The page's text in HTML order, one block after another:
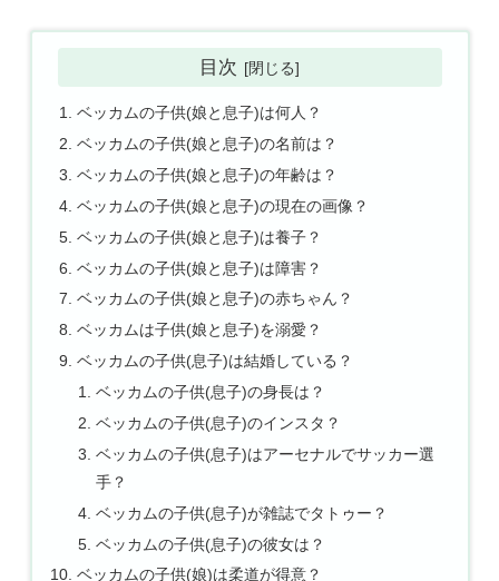
目次
ベッカムの子供(娘と息子)は何人？
ベッカムの子供(娘と息子)の名前は？
ベッカムの子供(娘と息子)の年齢は？
ベッカムの子供(娘と息子)の現在の画像？
ベッカムの子供(娘と息子)は養子？
ベッカムの子供(娘と息子)は障害？
ベッカムの子供(娘と息子)の赤ちゃん？
ベッカムは子供(娘と息子)を溺愛？
ベッカムの子供(息子)は結婚している？
ベッカムの子供(息子)の身長は？
ベッカムの子供(息子)のインスタ？
ベッカムの子供(息子)はアーセナルでサッカー選
手？
ベッカムの子供(息子)が雑誌でタトゥー？
ベッカムの子供(息子)の彼女は？
ベッカムの子供(娘)は柔道が得意？